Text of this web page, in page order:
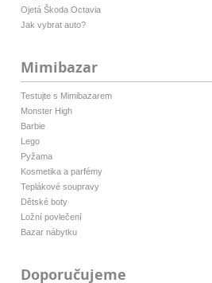
Ojetá Škoda Octavia
Jak vybrat auto?
Mimibazar
Testujte s Mimibazarem
Monster High
Barbie
Lego
Pyžama
Kosmetika a parfémy
Teplákové soupravy
Dětské boty
Ložní povlečení
Bazar nábytku
Doporučujeme